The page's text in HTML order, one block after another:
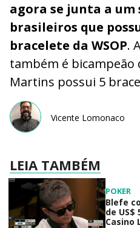
agora se junta a um
brasileiros que
bracelete da WSOP.
também é bicampeão
Martins possui 5
Vicente Lomonaco
LEIA TAMBÉM
POKER
Blefe
de
Casino